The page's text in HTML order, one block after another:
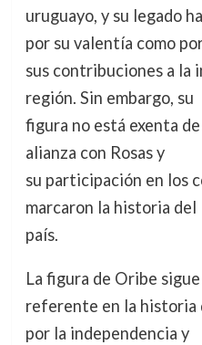
uruguayo, y su legado
por su valentía como
sus contribuciones a la
región. Sin embargo, su
figura no está exenta
alianza con Rosas y
su participación en los
marcaron la historia del
país.
La figura de Oribe
referente en la historia
por la independencia y